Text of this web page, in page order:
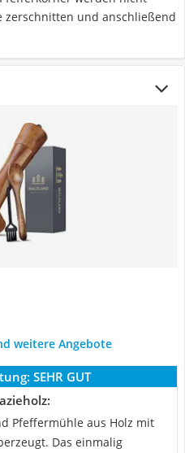
zerschnitten und anschließend
weitere Angebote
SEHR GUT
Pfeffermühle aus Holz mit
Das einmalig